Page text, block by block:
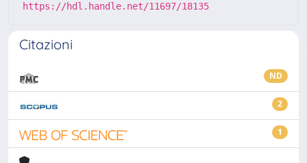
https://hdl.handle.net/11697/18135
Citazioni
ND
2
1